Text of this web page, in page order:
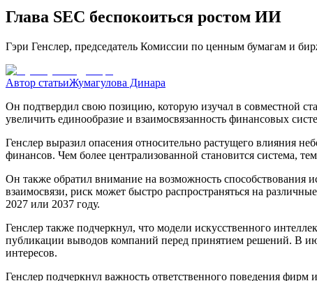
Глава SEC беспокоиться ростом ИИ
Гэри Генслер, председатель Комиссии по ценным бумагам и
Автор статьиЖумагулова Динара
Он подтвердил свою позицию, которую изучал в совместной
увеличить единообразие и взаимосвязанность финансовых
Генслер выразил опасения относительно растущего влияния
финансов. Чем более централизованной становится система,
Он также обратил внимание на возможность способствования
взаимосвязи, риск может быстро распространяться на
2027 или 2037 году.
Генслер также подчеркнул, что модели искусственного
публикации выводов компаний перед принятием решений. В
интересов.
Генслер подчеркнул важность ответственного поведения фирм